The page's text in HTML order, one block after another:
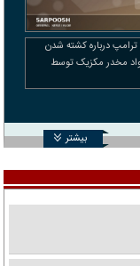
ترامپ درباره کشته شدن
مخدر مکزیک توسط
بیشتر